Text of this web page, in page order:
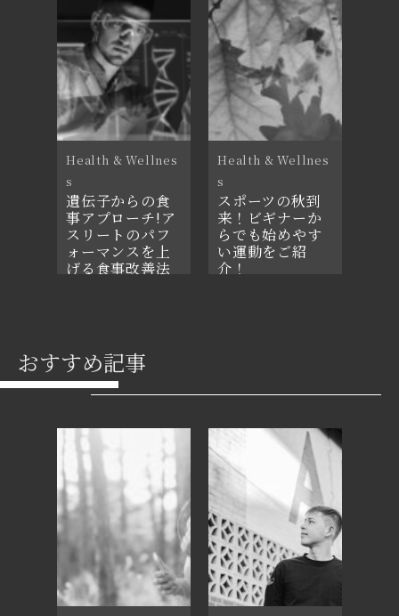
Health & Wellnes
s
遺伝子からの食
事アプローチ!ア
スリートのパフ
ォーマンスを上
げる食事改善法
Health & Wellnes
s
スポーツの秋到
来！ビギナーか
らでも始めやす
い運動をご紹
介！
おすすめ記事